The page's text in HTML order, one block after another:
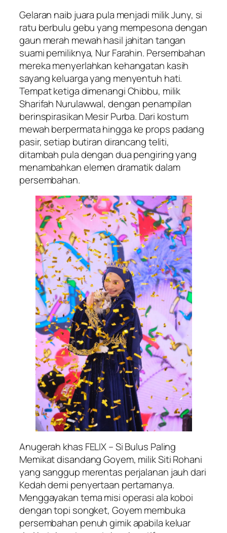
Gelaran naib juara pula menjadi milik Juny, si
ratu berbulu gebu yang mempesona dengan
gaun merah mewah hasil jahitan tangan
suami pemiliknya, Nur Farahin. Persembahan
mereka menyerlahkan kehangatan kasih
sayang keluarga yang menyentuh hati.
Tempat ketiga dimenangi Chibbu, milik
Sharifah Nurulawwal, dengan penampilan
berinspirasikan Mesir Purba. Dari kostum
mewah berpermata hingga ke props padang
pasir, setiap butiran dirancang teliti,
ditambah pula dengan dua pengiring yang
menambahkan elemen dramatik dalam
persembahan.
Anugerah khas FELIX – Si Bulus Paling
Memikat disandang Goyem, milik Siti Rohani
yang sanggup merentas perjalanan jauh dari
Kedah demi penyertaan pertamanya.
Menggayakan tema misi operasi ala koboi
dengan topi songket, Goyem membuka
persembahan penuh gimik apabila keluar